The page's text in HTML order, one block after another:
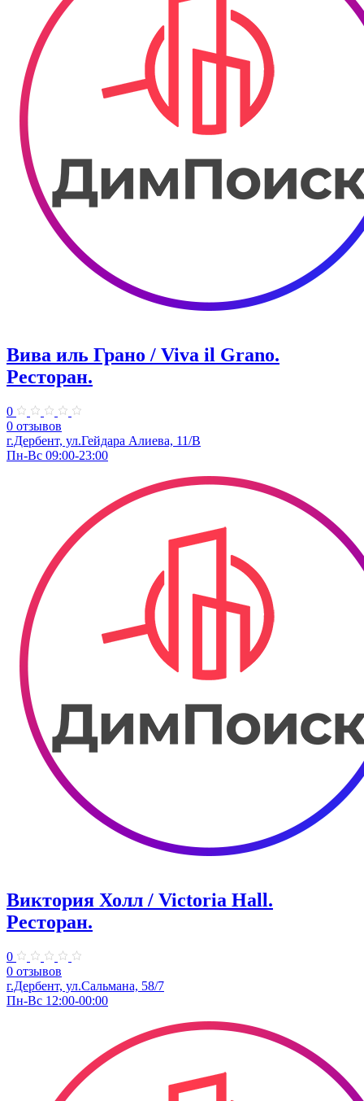
Вива иль Грано / Viva il Grano.
Ресторан.
0
0 отзывов
г.Дербент, ул.Гейдара Алиева, 11/В
Пн-Вс 09:00-23:00
Виктория Холл / Victoria Hall.
Ресторан.
0
0 отзывов
г.Дербент, ул.Сальмана, 58/7
Пн-Вс 12:00-00:00